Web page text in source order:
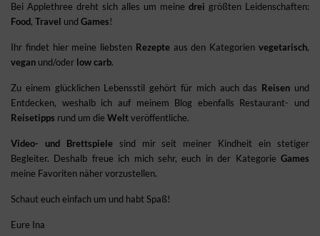
Bei Applethree dreht sich alles um meine drei größten Leidenschaften:
Food, Travel und Games!
Ihr findet hier meine liebsten Rezepteaus den Kategorienvegetarisch,
vegan und/oder low carb.
Zu einem glücklichen Lebensstil gehört für mich auch das Reisen und
Entdecken, weshalb ich auf meinem Blog ebenfalls Restaurant- und
Reisetipps rund um die Weltveröffentliche.
Video- und Brettspielesind mir seit meiner Kindheit ein stetiger
Begleiter. Deshalb freue ich mich sehr, euch in der Kategorie Games
meine Favoriten näher vorzustellen.
Schaut euch einfach um und habt Spaß!
Eure Ina